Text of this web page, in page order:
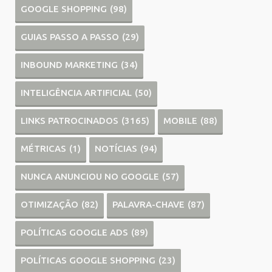
GOOGLE SHOPPING (98)
GUIAS PASSO A PASSO (29)
INBOUND MARKETING (34)
INTELIGÊNCIA ARTIFICIAL (50)
LINKS PATROCINADOS (3165) MOBILE (88)
MÉTRICAS (1) NOTÍCIAS (94)
NUNCA ANUNCIOU NO GOOGLE (57)
OTIMIZAÇÃO (82) PALAVRA-CHAVE (87)
POLÍTICAS GOOGLE ADS (89)
POLÍTICAS GOOGLE SHOPPING (23)